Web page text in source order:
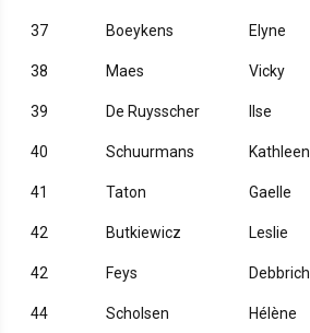
37 Boeykens Elyne
38 Maes Vicky
39 De Ruysscher Ilse
40 Schuurmans Kathleen
41 Taton Gaelle
42 Butkiewicz Leslie
42 Feys Debbrich
44 Scholsen Hélène